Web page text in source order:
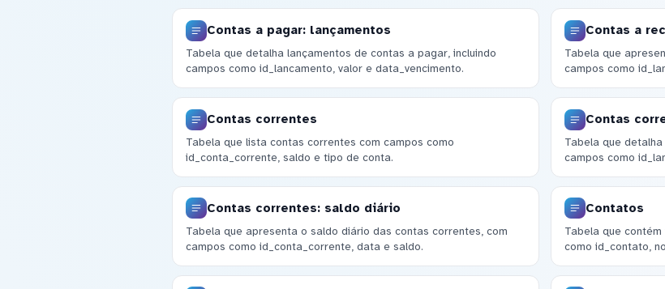
Contas a pagar: lançamentos
Tabela que detalha lançamentos de contas a pagar, incluindo
campos como id_lancamento, valor e data_vencimento.
Contas a
Tabela que
campos como
Contas correntes
Tabela que lista contas correntes com campos como
id_conta_corrente, saldo e tipo de conta.
Contas
Tabela que
campos como
Contas correntes: saldo diário
Tabela que apresenta o saldo diário das contas correntes, com
campos como id_conta_corrente, data e saldo.
Contatos
Tabela que
como id_contato,